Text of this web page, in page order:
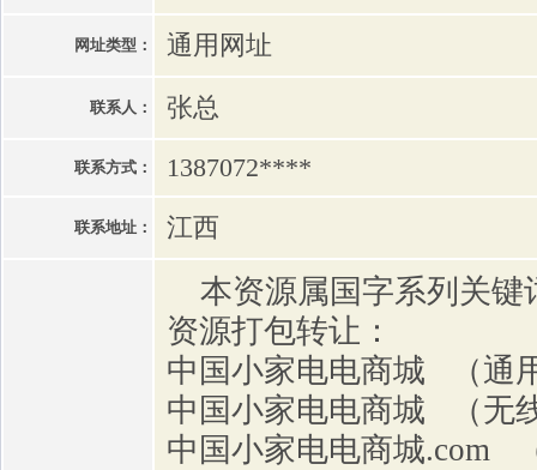
网址类型： 通用网址
联系人： 张总
联系方式： 1387072****
联系地址： 江西
本资源属国字系列关键
资源打包转让：
中国小家电电商城 （通
中国小家电电商城 （无
中国小家电电商城.com